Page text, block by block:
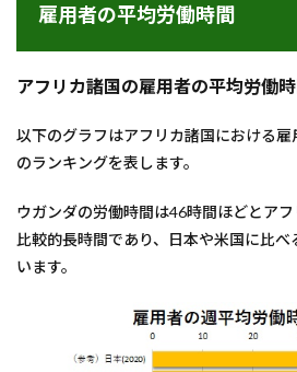
雇用者の平均労働時間
アフリカ諸国の雇用者の平均労働
以下のグラフはアフリカ諸国における
のランキングを表します。
ウガンダの労働時間は46時間ほどとア
比較的長時間であり、日本や米国に比
います。